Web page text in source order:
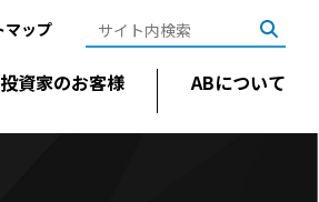
マップ
資家のお客様 ABについて